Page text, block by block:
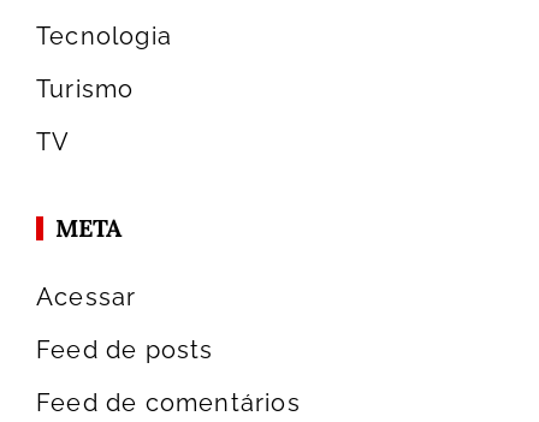
Tecnologia
Turismo
TV
META
Acessar
Feed de posts
Feed de comentários